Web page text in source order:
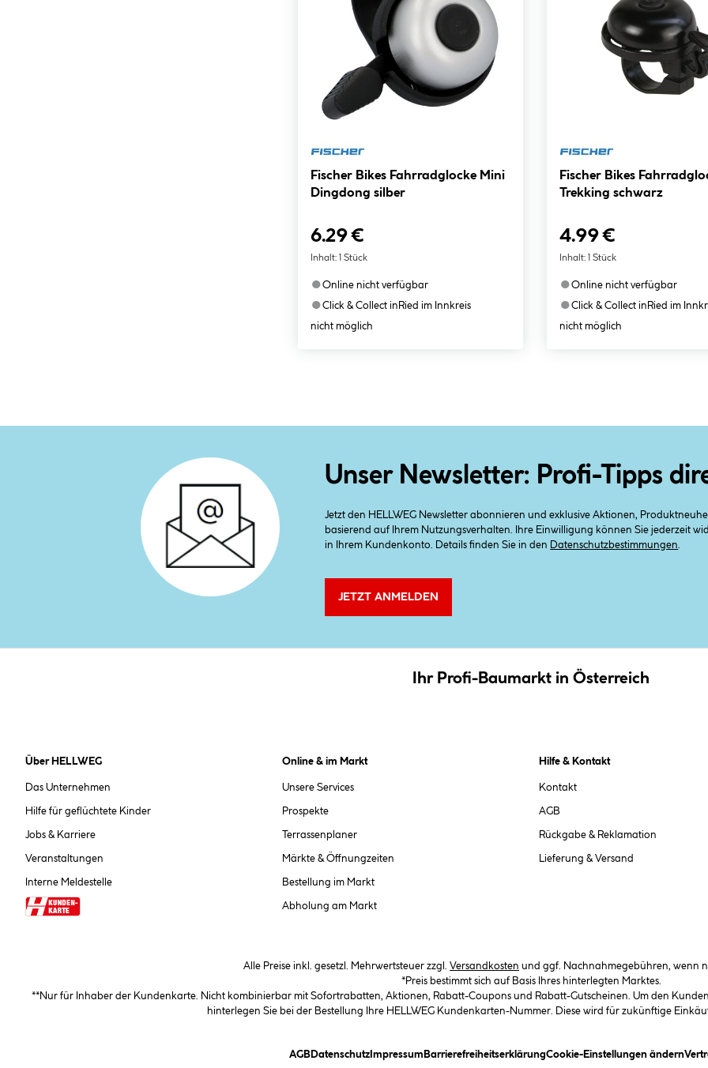
Fischer Bikes Fahrradglocke Mini
Dingdong silber
6.29 €
Inhalt: 1 Stück
●Online nicht verfügbar
●Click & Collect in Ried im Innkreis
nicht möglich
Fischer Bikes
Trekking schwarz
4.99 €
Inhalt: 1 Stück
●Online nicht verfügbar
●Click & Collect in Ried im
nicht möglich
Unser Newsletter: Profi-Tipps
Jetzt den HELLWEG Newsletter abonnieren und exklusive Aktionen,
basierend auf Ihrem Nutzungsverhalten. Ihre Einwilligung können Sie jederzeit
in Ihrem Kundenkonto. Details finden Sie in den
Datenschutzbestimmungen
JETZT ANMELDEN
Ihr Profi-Baumarkt in Österreich
Über HELLWEG
Das Unternehmen
Hilfe für geflüchtete Kinder
Jobs & Karriere
Veranstaltungen
Interne Meldestelle
Online & im Markt
Unsere Services
Prospekte
Terrassenplaner
Märkte & Öffnungzeiten
Bestellung im Markt
Abholung am Markt
Hilfe & Kontakt
Kontakt
AGB
Rückgabe & Reklamation
Lieferung & Versand
Alle Preise inkl. gesetzl. Mehrwertsteuer zzgl. Versandkosten und ggf. Nachnahmegebühren, wenn
*Preis bestimmt sich auf Basis Ihres hinterlegten Marktes.
**Nur für Inhaber der Kundenkarte. Nicht kombinierbar mit Sofortrabatten, Aktionen, Rabatt-Coupons und Rabatt-Gutscheinen. Um den
hinterlegen Sie bei der Bestellung Ihre HELLWEG Kundenkarten-Nummer. Diese wird für zukünftige
AGB(öffnet ein Dialogfeld)
Datenschutz(öffnet ein Dialogfeld)
Impressum(öffnet ein Dialogfeld)
Barrierefreiheitserklärung(öffnet ein Dialogfeld)
Cookie-Einstellungen ändern